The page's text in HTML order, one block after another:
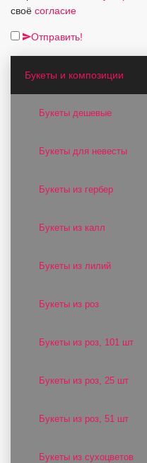
своё согласие
Отправить!
Букеты и композиции
Букеты дешевые
Букеты для невесты
Букеты из гербер
Букеты из калл
Букеты из лилий
Букеты из роз
Букеты из роз, 101 шт
Букеты из роз, 25 шт
Букеты из роз, 51 шт
Букеты из сухоцветов